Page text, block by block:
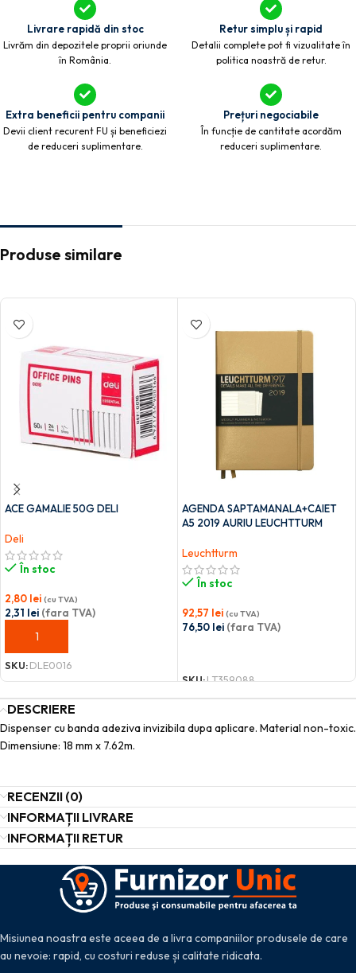
Livrare rapidă din stoc
Livrăm din depozitele proprii oriunde
în România.
Retur simplu și rapid
Detalii complete pot fi vizualitate în
politica noastră de retur.
Extra beneficii pentru companii
Devii client recurent FU și beneficiezi
de reduceri suplimentare.
Prețuri negociabile
În funcție de cantitate acordăm
reduceri suplimentare.
Produse similare
ACE GAMALIE 50G DELI
Deli
În stoc
2,80 lei (cu TVA)
2,31 lei (fara TVA)
ADAUGĂ ÎN COȘ
SKU:DLE0016
AGENDA SAPTAMANALA+CAIET
A5 2019 AURIU LEUCHTTURM
Leuchtturm
În stoc
92,57 lei (cu TVA)
76,50 lei (fara TVA)
SKU:LT359088
DESCRIERE
Dispenser cu banda adeziva invizibila dupa aplicare. Material non-toxic.
Dimensiune: 18 mm x 7.62m.
RECENZII (0)
INFORMAȚII LIVRARE
INFORMAȚII RETUR
Misiunea noastra este aceea de a livra companiilor produsele de care
au nevoie: rapid, cu costuri reduse și calitate ridicata.